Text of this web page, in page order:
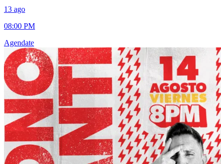
13 ago
08:00 PM
Agendate